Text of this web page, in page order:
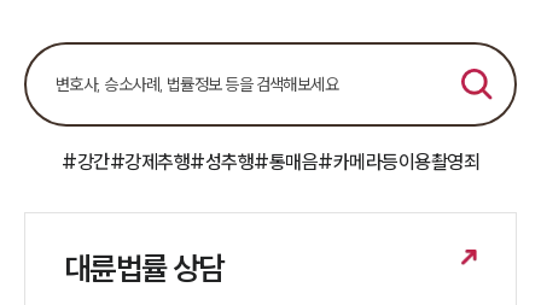
#강간#강제추행#성추행#통매음#카메라등이용촬영죄
대륜법률 상담